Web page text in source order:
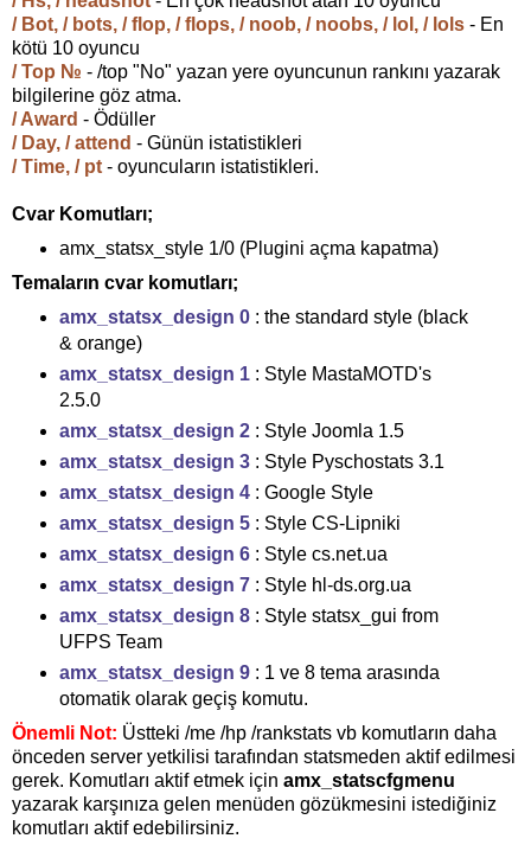
/ Bot, / bots, / flop, / flops, / noob, / noobs, / lol, / lols - En
kötü 10 oyuncu
/ Top № - /top "No" yazan yere oyuncunun rankını yazarak
bilgilerine göz atma.
/ Award - Ödüller
/ Day, / attend - Günün istatistikleri
/ Time, / pt - oyuncuların istatistikleri.
Cvar Komutları;
amx_statsx_style 1/0 (Plugini açma kapatma)
Temaların cvar komutları;
amx_statsx_design 0: the standard style (black
& orange)
amx_statsx_design 1: Style MastaMOTD's
2.5.0
amx_statsx_design 2: Style Joomla 1.5
amx_statsx_design 3: Style Pyschostats 3.1
amx_statsx_design 4: Google Style
amx_statsx_design 5: Style CS-Lipniki
amx_statsx_design 6: Style cs.net.ua
amx_statsx_design 7: Style hl-ds.org.ua
amx_statsx_design 8: Style statsx_gui from
UFPS Team
amx_statsx_design 9: 1 ve 8 tema arasında
otomatik olarak geçiş komutu.
Önemli Not: Üstteki /me /hp /rankstats vb komutların daha
önceden server yetkilisi tarafından statsmeden aktif edilmesi
gerek. Komutları aktif etmek için amx_statscfgmenu
yazarak karşınıza gelen menüden gözükmesini istediğiniz
komutları aktif edebilirsiniz.